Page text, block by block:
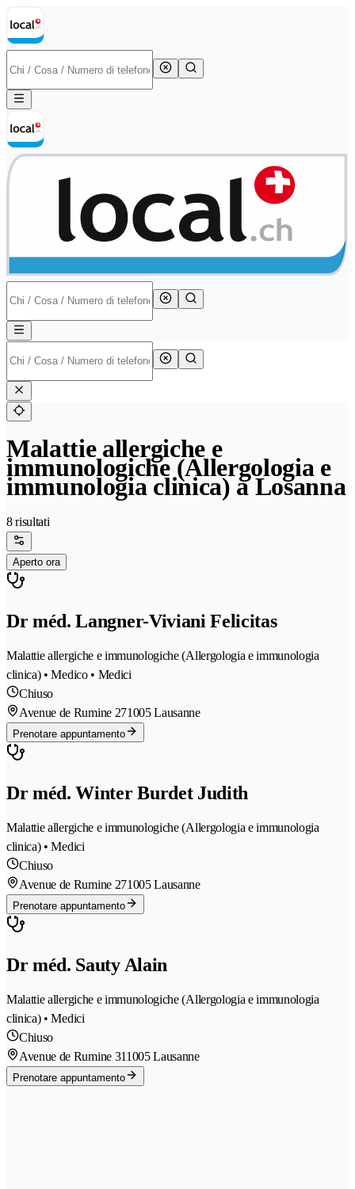
Malattie allergiche e
immunologiche (Allergologia e
immunologia clinica) a Losanna
8 risultati
Aperto ora
Dr méd. Langner-Viviani Felicitas
Malattie allergiche e immunologiche (Allergologia e immunologia
clinica) • Medico • Medici
Chiuso
Avenue de Rumine 271005 Lausanne
Prenotare appuntamento
Dr méd. Winter Burdet Judith
Malattie allergiche e immunologiche (Allergologia e immunologia
clinica) • Medici
Chiuso
Avenue de Rumine 271005 Lausanne
Prenotare appuntamento
Dr méd. Sauty Alain
Malattie allergiche e immunologiche (Allergologia e immunologia
clinica) • Medici
Chiuso
Avenue de Rumine 311005 Lausanne
Prenotare appuntamento